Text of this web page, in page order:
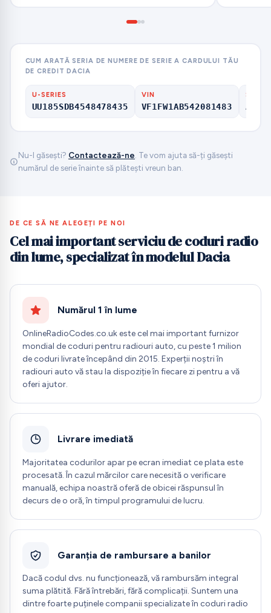
CUM ARATĂ SERIA DE NUMERE DE SERIE A CARDULUI TĂU
DE CREDIT DACIA
U-SERIES
UU185SDB4548478435
VIN
VF1FW1AB542081483 A123
Nu-l găsești? Contactează-ne. Te vom ajuta să-ți găsești
numărul de serie înainte să plătești vreun ban.
DE CE SĂ NE ALEGEȚI PE NOI
Cel mai important serviciu de coduri radio
din lume, specializat în modelul Dacia
Numărul 1 în lume
OnlineRadioCodes.co.uk este cel mai important furnizor
mondial de coduri pentru radiouri auto, cu peste 1 milion
de coduri livrate începând din 2015. Experții noștri în
radiouri auto vă stau la dispoziție în fiecare zi pentru a vă
oferi ajutor.
Livrare imediată
Majoritatea codurilor apar pe ecran imediat ce plata este
procesată. În cazul mărcilor care necesită o verificare
manuală, echipa noastră oferă de obicei răspunsul în
decurs de o oră, în timpul programului de lucru.
Garanția de rambursare a banilor
Dacă codul dvs. nu funcționează, vă rambursăm integral
suma plătită. Fără întrebări, fără complicații. Suntem una
dintre foarte puținele companii specializate în coduri radio